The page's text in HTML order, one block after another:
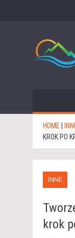
HOME
KROK PO
INNE
krok